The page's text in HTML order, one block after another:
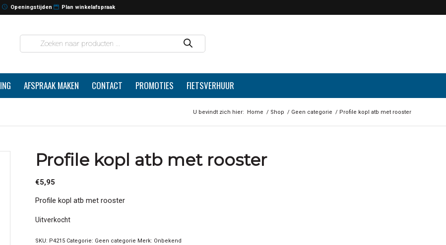
Openingstijden Plan winkelafspraak
AFSPRAAK MAKEN CONTACT PROMOTIES FIETSVERHUUR
U bevindt zich hier: Home / Shop / Geen categorie / Profile kopl atb met rooster
Profile kopl atb met rooster
€5,95
Profile kopl atb met rooster
Uitverkocht
SKU: P4215 Categorie: Geen categorie Merk: Onbekend